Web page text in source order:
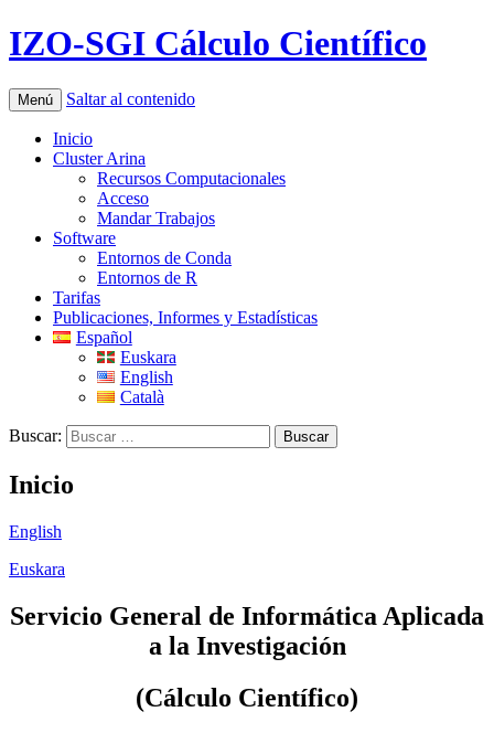
IZO-SGI Cálculo Científico
Menú Saltar al contenido
Inicio
Cluster Arina
Recursos Computacionales
Acceso
Mandar Trabajos
Software
Entornos de Conda
Entornos de R
Tarifas
Publicaciones, Informes y Estadísticas
Español
Euskara
English
Català
Buscar:
Inicio
English
Euskara
Servicio General de Informática Aplicada
a la Investigación
(Cálculo Científico)